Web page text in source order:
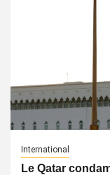
International
Le Qatar